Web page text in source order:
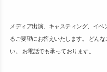
メディア出演、キャスティング、イ
るご要望にお答えいたします。 どん
い。 お電話でも承っております。